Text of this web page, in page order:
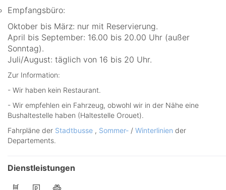
Empfangsbüro:
Oktober bis März: nur mit Reservierung.
April bis September: 16.00 bis 20.00 Uhr (außer
Sonntag).
Juli/August: täglich von 16 bis 20 Uhr.
Zur Information:
- Wir haben kein Restaurant.
- Wir empfehlen ein Fahrzeug, obwohl wir in der Nähe eine
Bushaltestelle haben (Haltestelle Orouet).
Fahrpläne der Stadtbusse , Sommer- / Winterlinien der
Departements.
Dienstleistungen